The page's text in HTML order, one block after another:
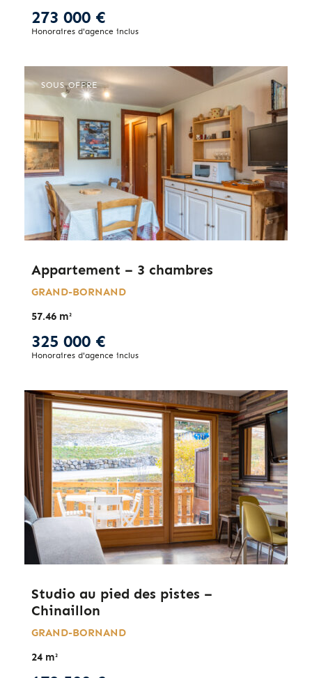
273 000 €
Honoraires d'agence inclus
SOUS OFFRE
Appartement – 3 chambres
GRAND-BORNAND
57.46 m²
325 000 €
Honoraires d'agence inclus
Studio au pied des pistes –
Chinaillon
GRAND-BORNAND
24 m²